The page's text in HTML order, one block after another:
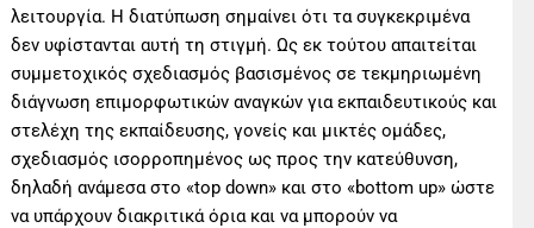
λειτουργία. Η διατύπωση σημαίνει ότι τα συγκεκριμένα
δεν υφίστανται αυτή τη στιγμή. Ως εκ τούτου απαιτείται
συμμετοχικός σχεδιασμός βασισμένος σε τεκμηριωμένη
διάγνωση επιμορφωτικών αναγκών για εκπαιδευτικούς και
στελέχη της εκπαίδευσης, γονείς και μικτές ομάδες,
σχεδιασμός ισορροπημένος ως προς την κατεύθυνση,
δηλαδή ανάμεσα στο «top down» και στο «bottom up» ώστε
να υπάρχουν διακριτικά όρια και να μπορούν να